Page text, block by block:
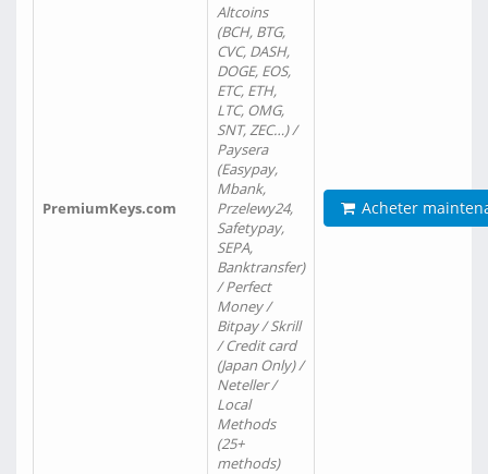
PremiumKeys.com
Altcoins
(BCH, BTG,
CVC, DASH,
DOGE, EOS,
ETC, ETH,
LTC, OMG,
SNT, ZEC…) /
Paysera
(Easypay,
Mbank,
Przelewy24,
Safetypay,
SEPA,
Banktransfer)
/ Perfect
Money /
Bitpay / Skrill
/ Credit card
(Japan Only) /
Neteller /
Local
Methods
(25+
methods)
Acheter